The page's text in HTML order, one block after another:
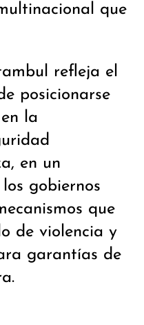
que
refleja el
posicionarse
la
en un
gobiernos
que
de violencia y
garantías de